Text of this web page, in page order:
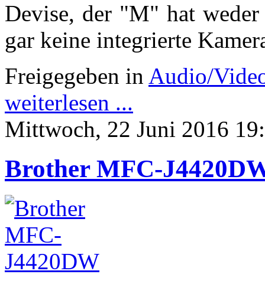
Devise, der "M" hat
gar keine integrierte
Freigegeben in Audio/
weiterlesen ...
Mittwoch, 22 Juni 2016
Brother MFC-